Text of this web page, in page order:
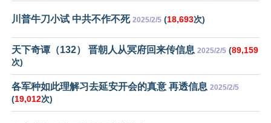
川普牛刀小试 中共不作不死 2025/2/5 (18,693次)
天下奇谭（132） 晋朝人从冥府回来传信息 2025/2/5 (89,159
次)
各军种如此理解习去延安开会的真意 再透信息 2025/2/5
(19,012次)